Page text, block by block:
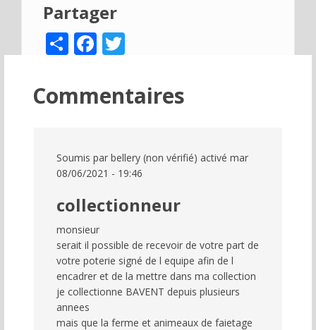
Partager
ShareFacebook
Commentaires
Soumis par bellery (non vérifié) activé mar
08/06/2021 - 19:46
collectionneur
monsieur
serait il possible de recevoir de votre part de
votre poterie signé de l equipe afin de l
encadrer et de la mettre dans ma collection
je collectionne BAVENT depuis plusieurs
annees
mais que la ferme et animeaux de faietage